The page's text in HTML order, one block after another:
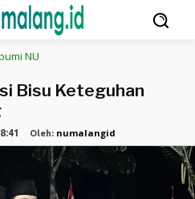
NU
Bisu Keteguhan
Oleh: numalangid